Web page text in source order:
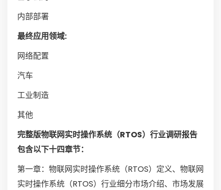
内部部署
最终应用领域:
网络配置
汽车
工业制造
其他
完整版物联网实时操作系统（RTOS）行业调研报告
包含以下十四章节：
第一章：物联网实时操作系统（RTOS）定义、物联网
实时操作系统（RTOS）行业细分市场介绍、市场发展